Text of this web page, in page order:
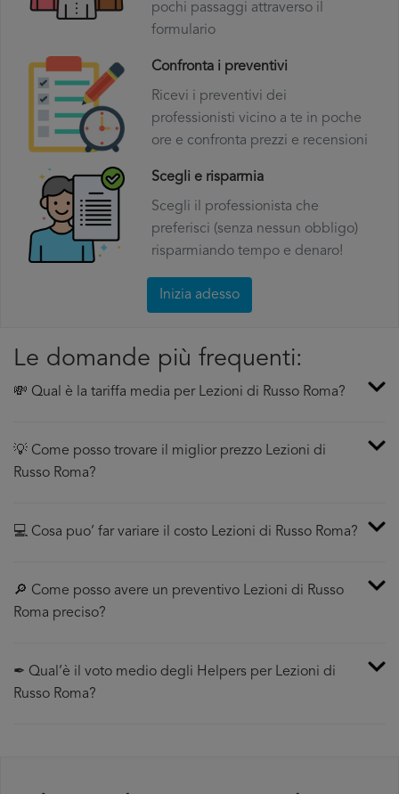
pochi passaggi attraverso il
formulario
Confronta i preventivi
Ricevi i preventivi dei
professionisti vicino a te in poche
ore e confronta prezzi e recensioni
Scegli e risparmia
Scegli il professionista che
preferisci (senza nessun obbligo)
risparmiando tempo e denaro!
Inizia adesso
Le domande più frequenti:
💸 Qual è la tariffa media per Lezioni di Russo Roma?
💡 Come posso trovare il miglior prezzo Lezioni di
Russo Roma?
💻 Cosa puo’ far variare il costo Lezioni di Russo Roma?
🔎 Come posso avere un preventivo Lezioni di Russo
Roma preciso?
✒ Qual’è il voto medio degli Helpers per Lezioni di
Russo Roma?